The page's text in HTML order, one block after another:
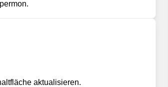
aktualisieren.